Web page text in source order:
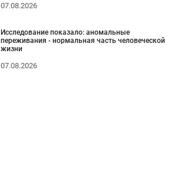
07.08.2026
Исследование показало: аномальные
переживания - нормальная часть человеческой
жизни
07.08.2026